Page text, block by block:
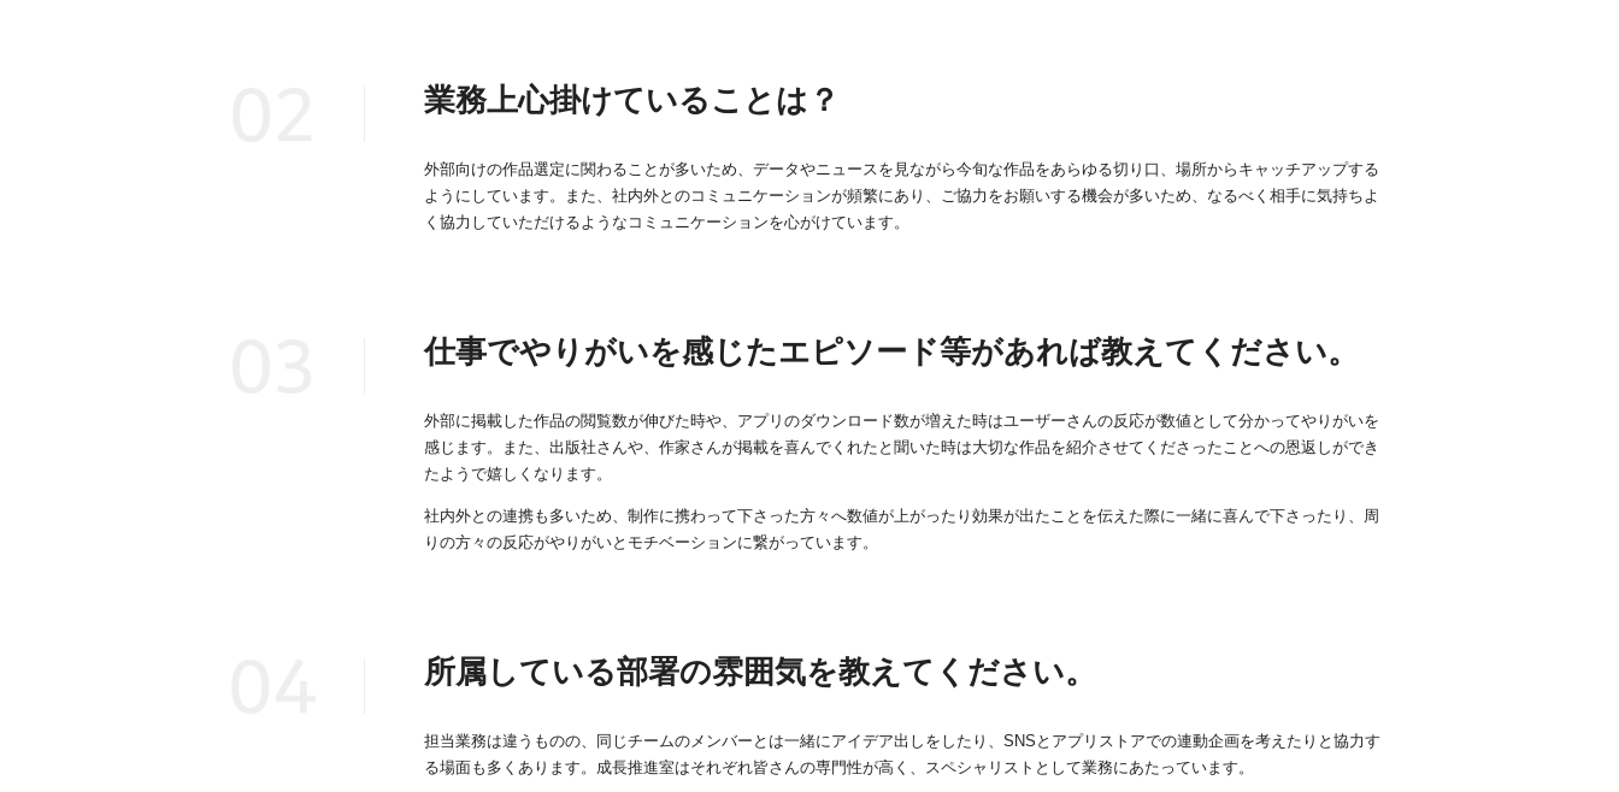
業務上心掛けていることは？
外部向けの作品選定に関わることが多いため、データやニュースを見ながら今旬な作品をあらゆる切り口、場所からキャッチアップする
ようにしています。また、社内外とのコミュニケーションが頻繁にあり、ご協力をお願いする機会が多いため、なるべく相手に気持ちよ
く協力していただけるようなコミュニケーションを心がけています。
仕事でやりがいを感じたエピソード等があれば教えてください。
外部に掲載した作品の閲覧数が伸びた時や、アプリのダウンロード数が増えた時はユーザーさんの反応が数値として分かってやりがいを
感じます。また、出版社さんや、作家さんが掲載を喜んでくれたと聞いた時は大切な作品を紹介させてくださったことへの恩返しができ
たようで嬉しくなります。
社内外との連携も多いため、制作に携わって下さった方々へ数値が上がったり効果が出たことを伝えた際に一緒に喜んで下さったり、周
りの方々の反応がやりがいとモチベーションに繋がっています。
所属している部署の雰囲気を教えてください。
担当業務は違うものの、同じチームのメンバーとは一緒にアイデア出しをしたり、SNSとアプリストアでの連動企画を考えたりと協力す
る場面も多くあります。成長推進室はそれぞれ皆さんの専門性が高く、スペシャリストとして業務にあたっています。